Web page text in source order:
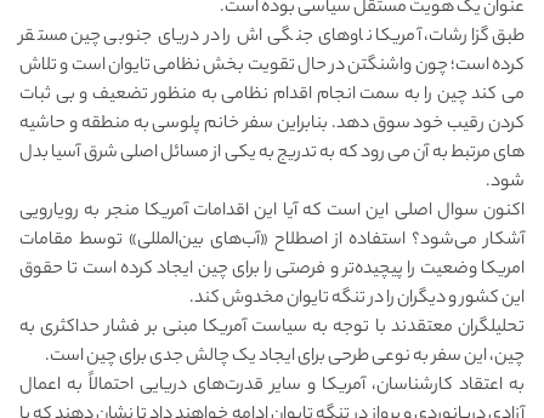
عنوان یک هویت مستقل سیاسی بوده است.
طبق گزارشات، آمریکا ناوهای جنگی اش را در دریای جنوبی چین مستقر
کرده است؛ چون واشنگتن در حال تقویت بخش نظامی تایوان است و تلاش
می کند چین را به سمت انجام اقدام نظامی به منظور تضعیف و بی ثبات
کردن رقیب خود سوق دهد. بنابراین سفر خانم پلوسی به منطقه و حاشیه
های مرتبط به آن می رود که به تدریج به یکی از مسائل اصلی شرق آسیا بدل
شود.
اکنون سوال اصلی این است که آیا این اقدامات آمریکا منجر به رویارویی
آشکار می‌شود؟ استفاده از اصطلاح «آب‌های بین‌المللی» توسط مقامات
امریکا وضعیت را پیچیده‌تر و فرصتی را برای چین ایجاد کرده است تا حقوق
این کشور و دیگران را در تنگه تایوان مخدوش کند.
تحلیلگران معتقدند با توجه به سیاست آمریکا مبنی بر فشار حداکثری به
چین، این سفر به نوعی طرحی برای ایجاد یک چالش جدی برای چین است.
به اعتقاد کارشناسان، آمریکا و سایر قدرت‌های دریایی احتمالاً به اعمال